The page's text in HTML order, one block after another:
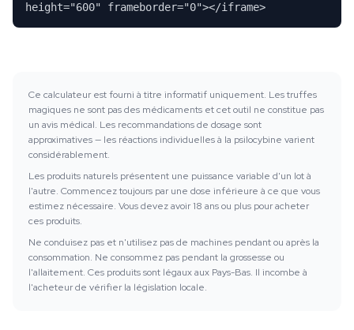
height="600" frameborder="0"></iframe>
Ce calculateur est fourni à titre informatif uniquement. Les truffes
magiques ne sont pas des médicaments et cet outil ne constitue pas
un avis médical. Les recommandations de dosage sont
approximatives — les réactions individuelles à la psilocybine varient
considérablement.
Les produits naturels présentent une puissance variable d'un lot à
l'autre. Commencez toujours par une dose inférieure à ce que vous
estimez nécessaire. Vous devez avoir 18 ans ou plus pour acheter
ces produits.
Ne conduisez pas et n'utilisez pas de machines pendant ou après la
consommation. Ne consommez pas pendant la grossesse ou
l'allaitement. Ces produits sont légaux aux Pays-Bas. Il incombe à
l'acheteur de vérifier la législation locale.